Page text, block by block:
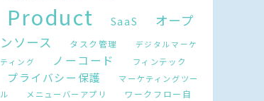
Product SaaS
オープ
ンソース
タスク管理
デジタルマーケ
ティング
ノーコード フィンテック
プライバシー保護
マーケティングツー
ル
メニューバーアプリ
ワークフロー自